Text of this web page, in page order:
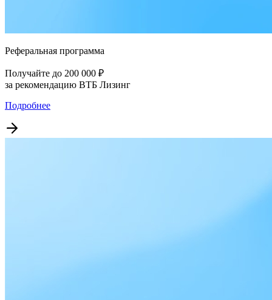
Реферальная программа
Получайте до 200 000 ₽
за рекомендацию ВТБ Лизинг
Подробнее